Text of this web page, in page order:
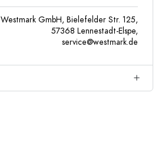
Westmark GmbH, Bielefelder Str. 125,
57368 Lennestadt-Elspe,
service@westmark.de